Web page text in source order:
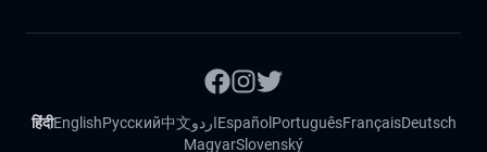
हिंदीEnglishРусский中文اردوEspañol PortuguêsFrançaisDeutsch
MagyarSlovenský